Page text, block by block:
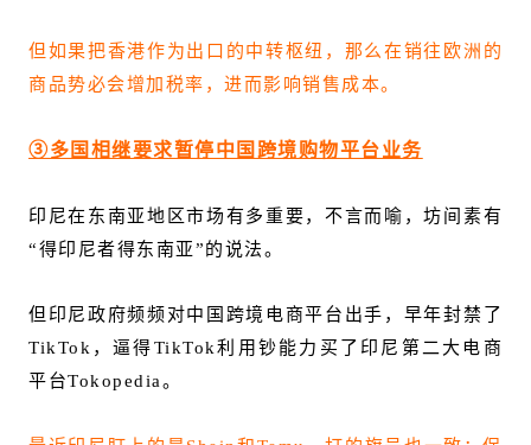
但如果把香港作为出口的中转枢纽，那么在销往欧洲的
商品势必会增加税率，进而影响销售成本。
③多国相继要求暂停中国跨境购物平台业务
印尼在东南亚地区市场有多重要，不言而喻，坊间素有
“得印尼者得东南亚”的说法。
但印尼政府频频对中国跨境电商平台出手，早年封禁了
TikTok，逼得TikTok利用钞能力买了印尼第二大电商
平台Tokopedia。